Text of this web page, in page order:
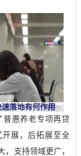
普惠养老专项再贷
展，后拓展至全
，支持领域更广，